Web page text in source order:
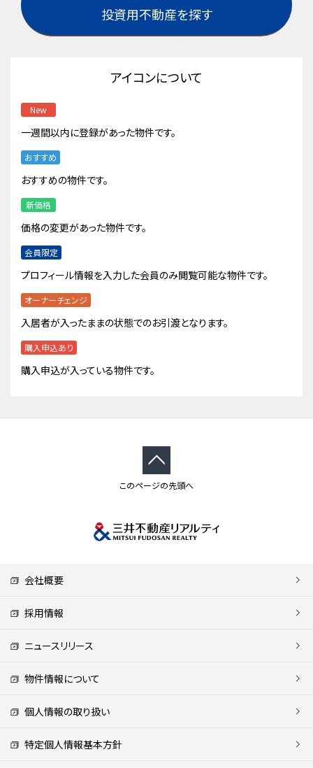
投資用不動産を探す
アイコンについて
New
一週間以内に登録があった物件です。
おすすめ
おすすめの物件です。
新価格
価格の変更があった物件です。
会員限定
プロフィール情報を入力した会員のみ閲覧可能な物件です。
オーナーチェンジ
入居者が入ったままの状態でのお引渡となります。
購入申込あり
購入申込が入っている物件です。
このページの先頭へ
会社概要
採用情報
ニュースリリース
物件情報について
個人情報の取り扱い
特定個人情報基本方針